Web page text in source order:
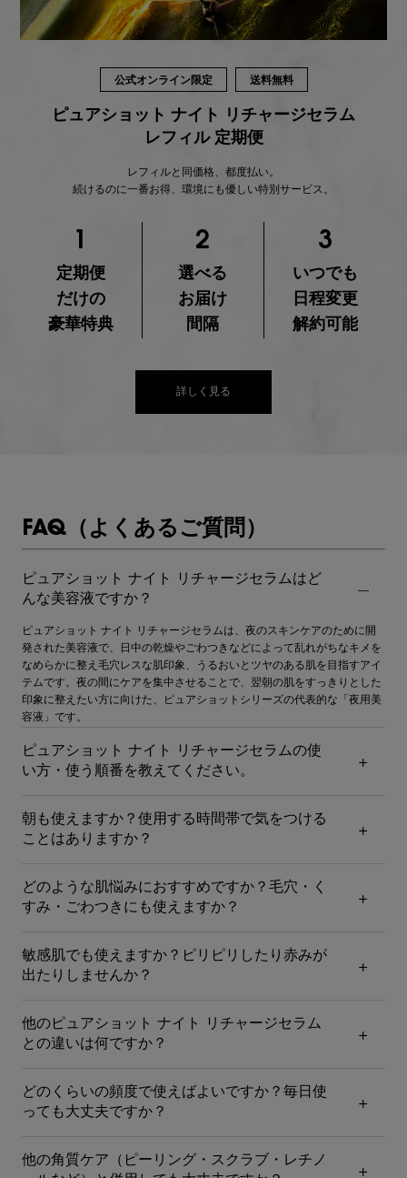
公式オンライン限定 送料無料
ピュアショット ナイト リチャージセラム
レフィル 定期便
レフィルと同価格、都度払い。
続けるのに一番お得、環境にも優しい特別サービス。
1
定期便
だけの
豪華特典
2
選べる
お届け
間隔
3
いつでも
日程変更
解約可能
詳しく見る
FAQ（よくあるご質問）
ピュアショット ナイト リチャージセラムはど
んな美容液ですか？
ピュアショット ナイト リチャージセラムは、夜のスキンケアのために開
発された美容液で、日中の乾燥やごわつきなどによって乱れがちなキメを
なめらかに整え毛穴レスな肌印象、うるおいとツヤのある肌を目指すアイ
テムです。夜の間にケアを集中させることで、翌朝の肌をすっきりとした
印象に整えたい方に向けた、ピュアショットシリーズの代表的な「夜用美
容液」です。
ピュアショット ナイト リチャージセラムの使
い方・使う順番を教えてください。
朝も使えますか？使用する時間帯で気をつける
ことはありますか？
どのような肌悩みにおすすめですか？毛穴・く
すみ・ごわつきにも使えますか？
敏感肌でも使えますか？ピリピリしたり赤みが
出たりしませんか？
他のピュアショット ナイト リチャージセラム
との違いは何ですか？
どのくらいの頻度で使えばよいですか？毎日使
っても大丈夫ですか？
他の角質ケア（ピーリング・スクラブ・レチノ